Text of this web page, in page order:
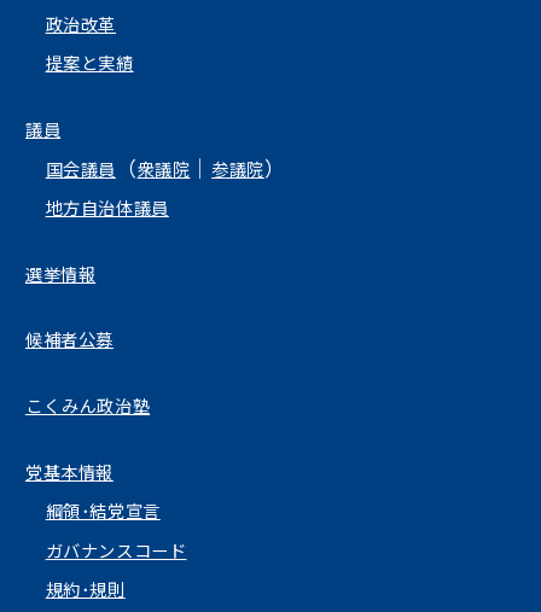
政治改革
提案と実績
議員
国会議員
（衆議院 ｜参議院）
地方自治体議員
選挙情報
候補者公募
こくみん政治塾
党基本情報
綱領･結党宣言
ガバナンスコード
規約･規則